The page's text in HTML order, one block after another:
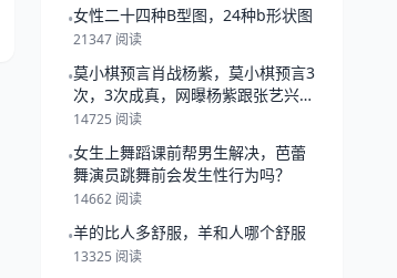
•女性二十四种B型图，24种b形状图
21347 阅读
•莫小棋预言肖战杨紫，莫小棋预言3
次，3次成真，网曝杨紫跟张艺兴在
一起，
14725 阅读
•女生上舞蹈课前帮男生解决，芭蕾
舞演员跳舞前会发生性行为吗？
14662 阅读
•羊的比人多舒服，羊和人哪个舒服
13325 阅读